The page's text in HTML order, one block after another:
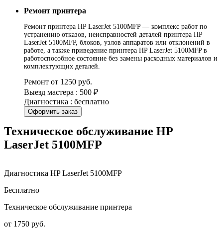
Ремонт принтера
Ремонт принтера HP LaserJet 5100MFP — комплекс работ по
устранению отказов, неисправностей деталей принтера HP
LaserJet 5100MFP, блоков, узлов аппаратов или отклонений в
работе, а также приведение принтера HP LaserJet 5100MFP в
работоспособное состояние без замены расходных материалов и
комплектующих деталей.
Ремонт от 1250 руб.
Выезд мастера : 500 ₽
Диагностика : бесплатно
Оформить заказ
Техническое обслуживание HP
LaserJet 5100MFP
Диагностика HP LaserJet 5100MFP
Бесплатно
Техническое обслуживание принтера
от 1750 руб.